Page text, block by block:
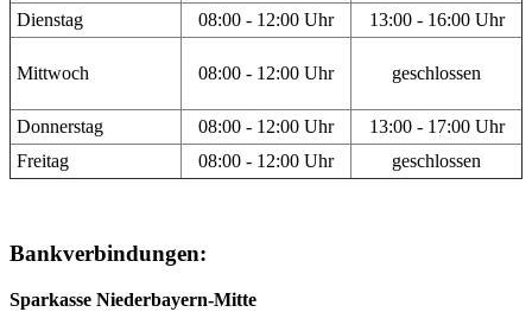
Dienstag
08:00 - 12:00 Uhr 13:00 - 16:00 Uhr
Mittwoch 08:00 - 12:00 Uhr geschlossen
Donnerstag 08:00 - 12:00 Uhr
13:00 - 17:00 Uhr
Freitag
08:00 - 12:00 Uhr geschlossen
Bankverbindungen:
Sparkasse Niederbayern-Mitte